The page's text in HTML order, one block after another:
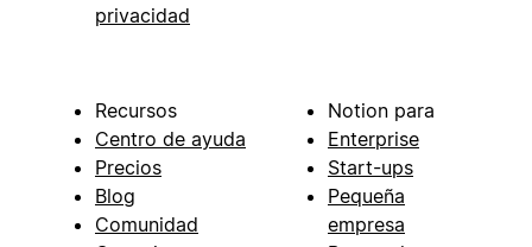
privacidad
Recursos
Centro de ayuda
Precios
Blog
Comunidad
Notion para
Enterprise
Start-ups
Pequeña
empresa